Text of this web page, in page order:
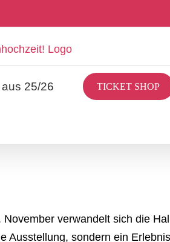
25/26 TICKET SHOP
verwandelt sich die
sondern ein